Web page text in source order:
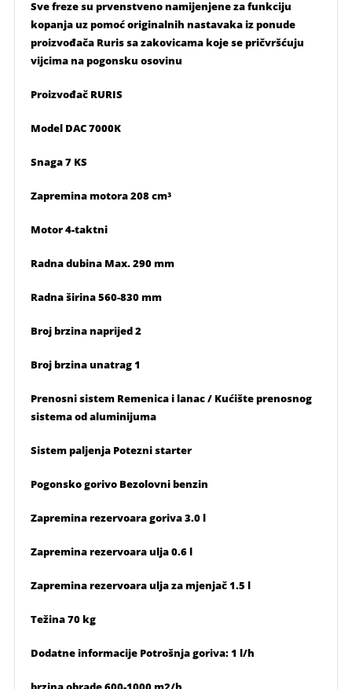
Sve freze su prvenstveno namijenjene za funkciju
kopanja uz pomoć originalnih nastavaka iz ponude
proizvođača Ruris sa zakovicama koje se pričvršćuju
vijcima na pogonsku osovinu
Proizvođač RURIS
Model DAC 7000K
Snaga 7 KS
Zapremina motora 208 cm³
Motor 4-taktni
Radna dubina Max. 290 mm
Radna širina 560-830 mm
Broj brzina naprijed 2
Broj brzina unatrag 1
Prenosni sistem Remenica i lanac / Kućište prenosnog
sistema od aluminijuma
Sistem paljenja Potezni starter
Pogonsko gorivo Bezolovni benzin
Zapremina rezervoara goriva 3.0 l
Zapremina rezervoara ulja 0.6 l
Zapremina rezervoara ulja za mjenjač 1.5 l
Težina 70 kg
Dodatne informacije Potrošnja goriva: 1 l/h